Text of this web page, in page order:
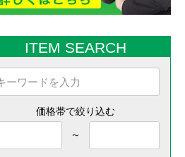
ITEM SEARCH
価格帯で絞り込む
～